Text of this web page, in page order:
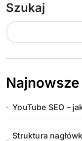
Szukaj
YouTube SEO –
Struktura